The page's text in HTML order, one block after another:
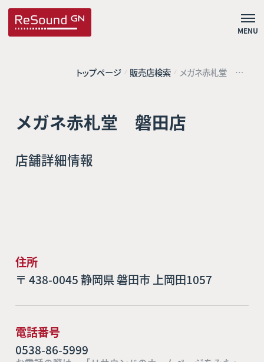
MENU
トップページ 販売店検索 メガネ赤札堂 磐
田店
メガネ赤札堂 磐田店
店舗詳細情報
住所
〒 438-0045 静岡県 磐田市 上岡田1057
電話番号
0538-86-5999